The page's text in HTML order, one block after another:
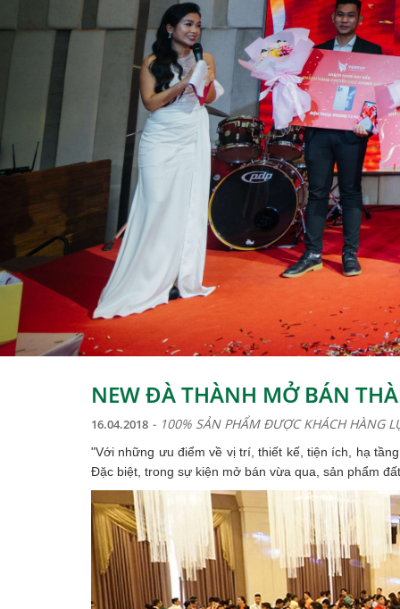
NEW ĐÀ THÀNH MỞ BÁN
16.04.2018 - 100% SẢN PHẨM ĐƯỢC KHÁCH HÀNG
"Với những ưu điểm về vị trí, thiết kế, tiện ích, hạ
Đặc biệt, trong sự kiện mở bán vừa qua, sản phẩm